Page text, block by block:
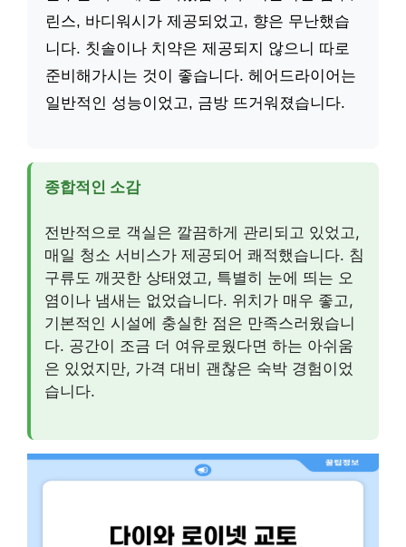
린스, 바디워시가 제공되었고, 향은 무난했습
니다. 칫솔이나 치약은 제공되지 않으니 따로
준비해가시는 것이 좋습니다. 헤어드라이어는
일반적인 성능이었고, 금방 뜨거워졌습니다.
종합적인 소감
전반적으로 객실은 깔끔하게 관리되고 있었고,
매일 청소 서비스가 제공되어 쾌적했습니다. 침
구류도 깨끗한 상태였고, 특별히 눈에 띄는 오
염이나 냄새는 없었습니다. 위치가 매우 좋고,
기본적인 시설에 충실한 점은 만족스러웠습니
다. 공간이 조금 더 여유로웠다면 하는 아쉬움
은 있었지만, 가격 대비 괜찮은 숙박 경험이었
습니다.